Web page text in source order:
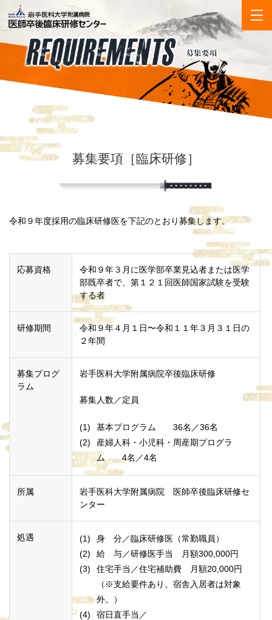
募集要項［臨床研修］
令和９年度採用の臨床研修医を下記のとおり募集します。
応募資格
令和９年３月に医学部卒業見込者または医学
部既卒者で、第１２１回医師国家試験を受験
する者
研修期間
令和９年４月１日〜令和１１年３月３１日の
２年間
募集プログ
ラム
岩手医科大学附属病院卒後臨床研修
募集人数／定員
基本プログラム 36名／36名
産婦人科・小児科・周産期プログラ
ム 4名／4名
所属
岩手医科大学附属病院 医師卒後臨床研修セ
ンター
処遇
身 分／臨床研修医（常勤職員）
給 与／研修医手当 月額300,000円
住宅手当／住宅補助費 月額20,000円
（※支給要件あり。宿舎入居者は対象
外。）
宿日直手当／